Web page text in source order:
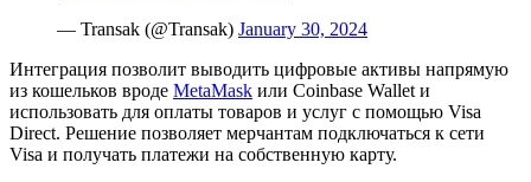
— Transak (@Transak) January 30, 2024
Интеграция позволит выводить цифровые активы напрямую
из кошельков вроде MetaMask или Coinbase Wallet и
использовать для оплаты товаров и услуг с помощью Visa
Direct. Решение позволяет мерчантам подключаться к сети
Visa и получать платежи на собственную карту.